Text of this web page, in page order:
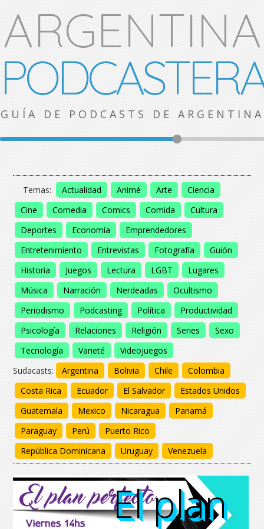
ARGENTINA
GUÍA DE PODCASTS DE ARGENTINA
Temas: Actualidad Animé Arte
Ciencia
Cine
Comedia Comics Comida
Cultura
Deportes
Economía
Emprendedores
Entretenimiento
Entrevistas Fotografía
Guión
Historia
Juegos Lectura LGBT
Lugares
Música
Narración Nerdeadas
Ocultismo
Periodismo
Podcasting Política
Productividad
Psicología
Relaciones Religión Series
Sexo
Tecnología
Varieté
Videojuegos
Sudacasts:
Argentina Bolivia Chile
Colombia
Costa Rica
Ecuador El Salvador
Estados Unidos
Guatemala
Mexico Nicaragua
Panamá
Paraguay
Perú
Puerto Rico
República Dominicana
Uruguay Venezuela
El plan
El plan
El plan
El plan